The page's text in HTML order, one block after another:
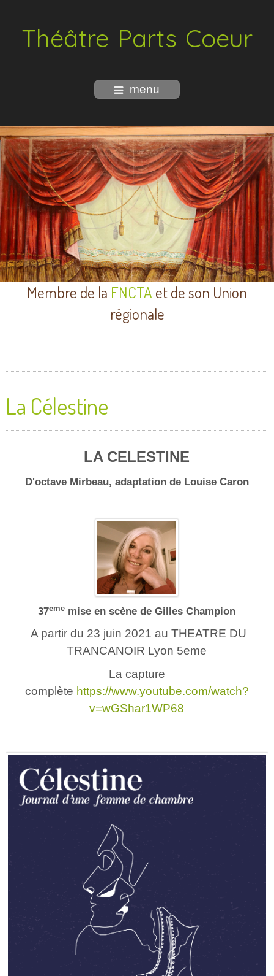
Théâtre Parts Coeur
menu
Membre de la FNCTA et de son Union
régionale
La Célestine
LA CELESTINE
D'octave Mirbeau, adaptation de Louise Caron
37eme mise en scène de Gilles Champion
A partir du 23 juin 2021 au THEATRE DU
TRANCANOIR Lyon 5eme
La capture
complète https://www.youtube.com/watch?
v=wGShar1WP68